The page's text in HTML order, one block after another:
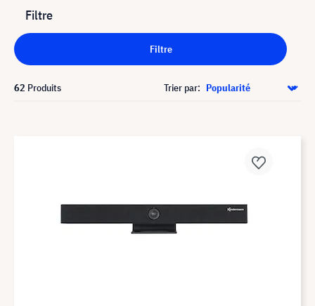
Filtre
Filtre
62 Produits Trier par: